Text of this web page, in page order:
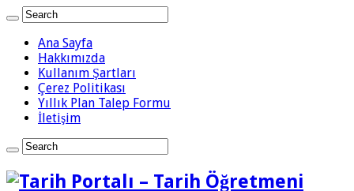
Ana Sayfa
Hakkımızda
Kullanım Şartları
Çerez Politikası
Yıllık Plan Talep Formu
İletişim